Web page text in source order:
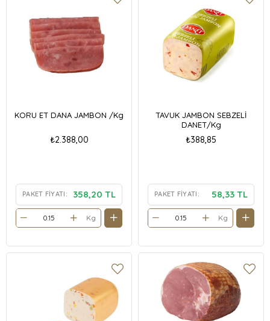
KORU ET DANA JAMBON /Kg
₺2.388,00
PAKET FIYATI: 358,20 TL
Kg
TAVUK JAMBON SEBZELİ
DANET/Kg
₺388,85
PAKET FIYATI: 58,33 TL
Kg